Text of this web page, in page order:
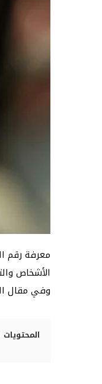
معرفة رقم
الأشخاص
وفي مقال
المحتويات